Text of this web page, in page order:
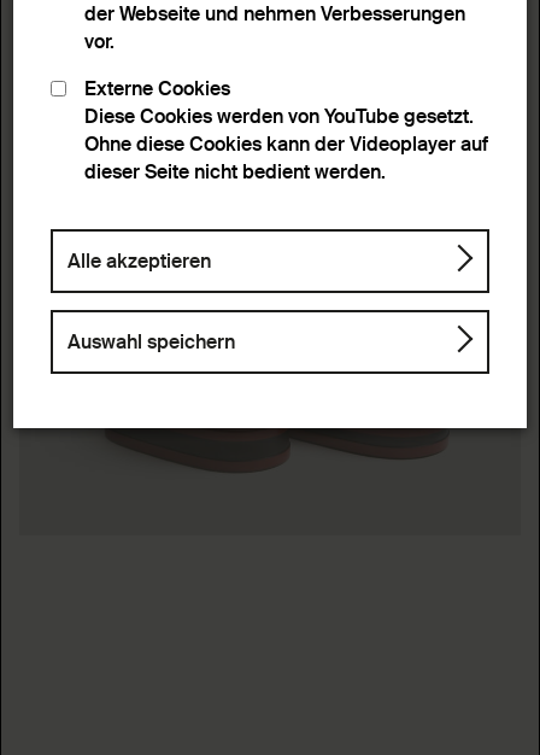
der Webseite und nehmen Verbesserungen
vor.
Externe Cookies
Diese Cookies werden von YouTube gesetzt.
Ohne diese Cookies kann der Videoplayer auf
dieser Seite nicht bedient werden.
Alle akzeptieren
Auswahl speichern